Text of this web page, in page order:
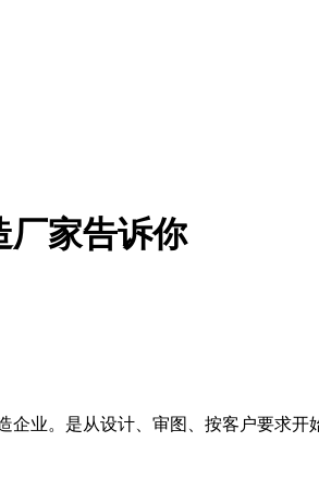
厂家告诉你
业。是从设计、审图、按客户要求